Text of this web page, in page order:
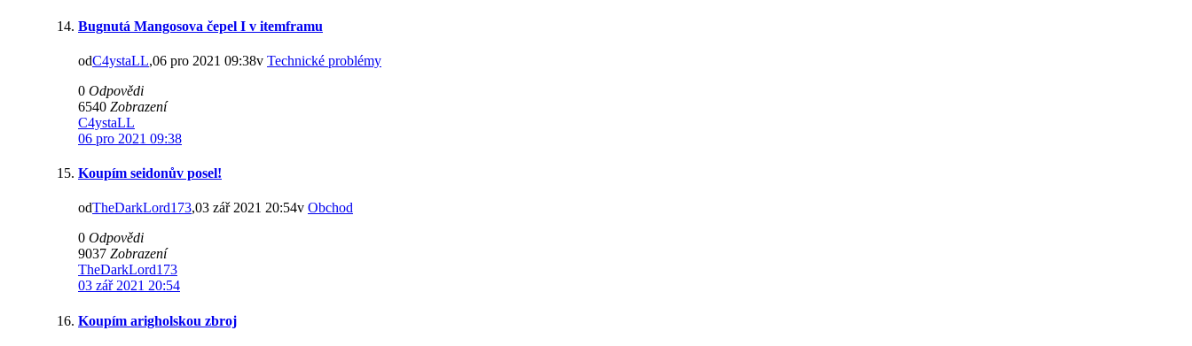
Bugnutá Mangosova čepel I v itemframu
odC4ystaLL,06 pro 2021 09:38v Technické problémy
0 Odpovědi
6540 Zobrazení
C4ystaLL
06 pro 2021 09:38
Koupím seidonův posel!
odTheDarkLord173,03 zář 2021 20:54v Obchod
0 Odpovědi
9037 Zobrazení
TheDarkLord173
03 zář 2021 20:54
Koupím arigholskou zbroj